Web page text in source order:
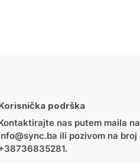
podrška
nas putem maila na
ili pozivom na broj